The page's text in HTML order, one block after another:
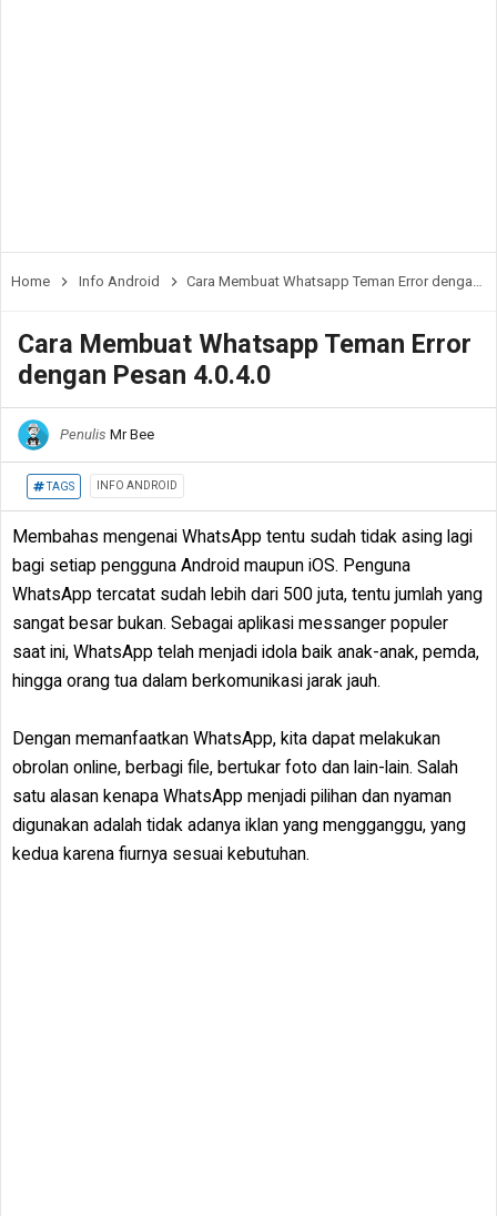
Home Info Android Cara Membuat Whatsapp Teman Error dengan Pesan 4.0.4.0
Cara Membuat Whatsapp Teman Error
dengan Pesan 4.0.4.0
Penulis Mr Bee
TAGS INFO ANDROID
Membahas mengenai WhatsApp tentu sudah tidak asing lagi
bagi setiap pengguna Android maupun iOS. Penguna
WhatsApp tercatat sudah lebih dari 500 juta, tentu jumlah yang
sangat besar bukan. Sebagai aplikasi messanger populer
saat ini, WhatsApp telah menjadi idola baik anak-anak, pemda,
hingga orang tua dalam berkomunikasi jarak jauh.
Dengan memanfaatkan WhatsApp, kita dapat melakukan
obrolan online, berbagi file, bertukar foto dan lain-lain. Salah
satu alasan kenapa WhatsApp menjadi pilihan dan nyaman
digunakan adalah tidak adanya iklan yang mengganggu, yang
kedua karena fiurnya sesuai kebutuhan.